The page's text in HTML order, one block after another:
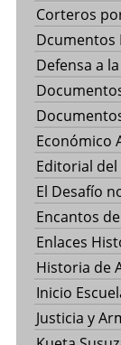
Corteros
Dcumentos
Defensa a
Económico
Editorial
El Desafío
Encantos
Enlaces
Historia de
Inicio
Justicia y